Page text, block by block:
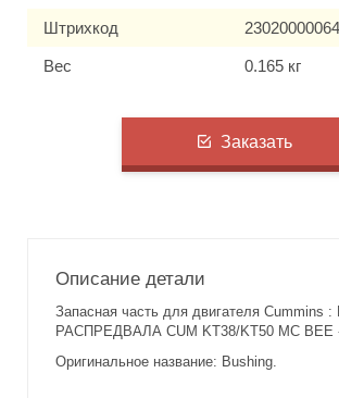
Штрихкод
Вес 0.165 кг
Заказать
Описание детали
Запасная часть для двигателя Cummins
РАСПРЕДВАЛА CUM KT38/KT50 MC BEE
Оригинальное название: Bushing.